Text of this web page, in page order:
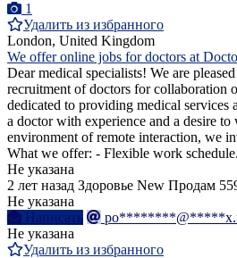
1
Удалить из избранного
London, United Kingdom
We offer online jobs for doctors at
Dear medical specialists! We are
recruitment of doctors for collaboration
dedicated to providing medical services
a doctor with experience and a desire
environment of remote interaction, we
What we offer: - Flexible work
Не указана
2 лет назад Здоровье New Продам
Не указана
Написать
Не указана
Удалить из избранного